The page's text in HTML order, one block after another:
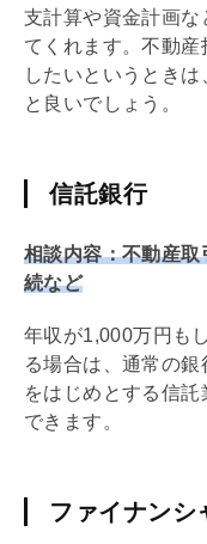
支計算や資金計画な
てくれます。不動
したいというとき
と良いでしょう。
信託銀行
相談内容：不動産
続など
年収が1,000万円も
る場合は、通常の
をはじめとする信
できます。
ファイナンシ